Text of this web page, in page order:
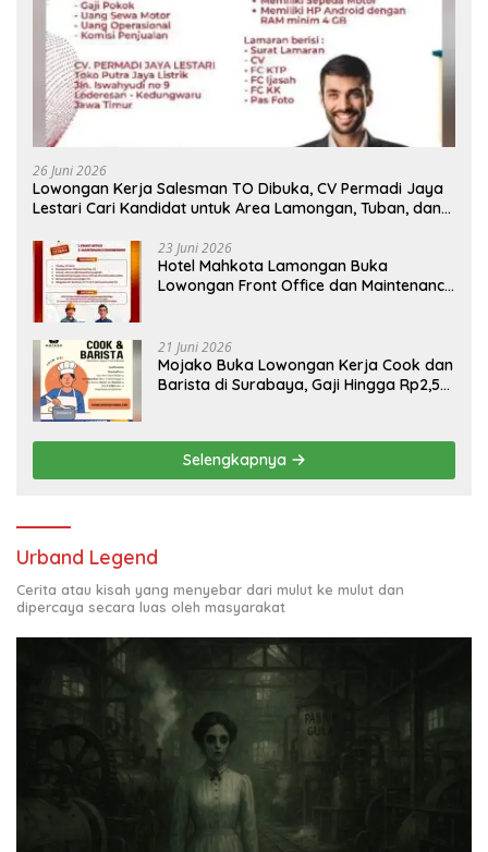
26 Juni 2026
Lowongan Kerja Salesman TO Dibuka, CV Permadi Jaya
Lestari Cari Kandidat untuk Area Lamongan, Tuban, dan
23 Juni 2026
Hotel Mahkota Lamongan Buka
Lowongan Front Office dan Maintenance
21 Juni 2026
Mojako Buka Lowongan Kerja Cook dan
Barista di Surabaya, Gaji Hingga Rp2,5
Selengkapnya
Urband Legend
Cerita atau kisah yang menyebar dari mulut ke mulut dan
dipercaya secara luas oleh masyarakat